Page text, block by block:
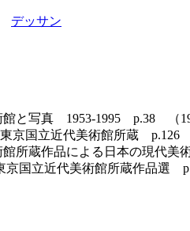
デッサン
館と写真 1953-1995 p.38 （
京国立近代美術館所蔵 p.126
館所蔵作品による日本の現代
京国立近代美術館所蔵作品選